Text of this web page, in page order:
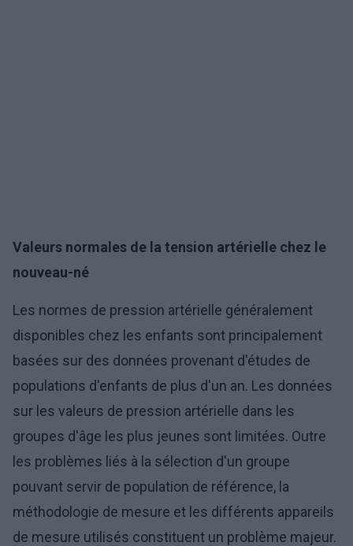
Valeurs normales de la tension artérielle chez le
nouveau-né
Les normes de pression artérielle généralement
disponibles chez les enfants sont principalement
basées sur des données provenant d'études de
populations d'enfants de plus d'un an. Les données
sur les valeurs de pression artérielle dans les
groupes d'âge les plus jeunes sont limitées. Outre
les problèmes liés à la sélection d'un groupe
pouvant servir de population de référence, la
méthodologie de mesure et les différents appareils
de mesure utilisés constituent un problème majeur.